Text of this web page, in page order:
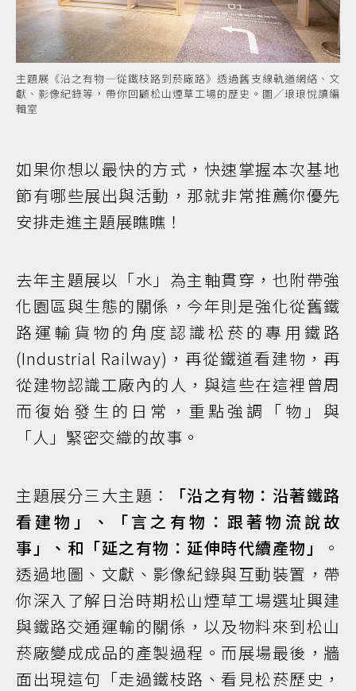
主題展《沿之有物—從鐵枝路到菸廠路》透過舊支線軌道網絡、文
獻、影像紀錄等，帶你回顧松山煙草工場的歷史。圖／琅琅悅讀編
輯室
如果你想以最快的方式，快速掌握本次基地
節有哪些展出與活動，那就非常推薦你優先
安排走進主題展瞧瞧！
去年主題展以「水」為主軸貫穿，也附帶強
化園區與生態的關係，今年則是強化從舊鐵
路運輸貨物的角度認識松菸的專用鐵路
(Industrial Railway)，再從鐵道看建物，再
從建物認識工廠內的人，與這些在這裡曾周
而復始發生的日常，重點強調「物」與
「人」緊密交織的故事。
主題展分三大主題：
「沿之有物：沿著鐵路
看建物」、「言之有物：跟著物流說故
事」、和「延之有物：延伸時代續產物」
。
透過地圖、文獻、影像紀錄與互動裝置，帶
你深入了解日治時期松山煙草工場選址興建
與鐵路交通運輸的關係，以及物料來到松山
菸廠變成成品的產製過程。而展場最後，牆
面出現這句「走過鐵枝路、看見松菸歷史，